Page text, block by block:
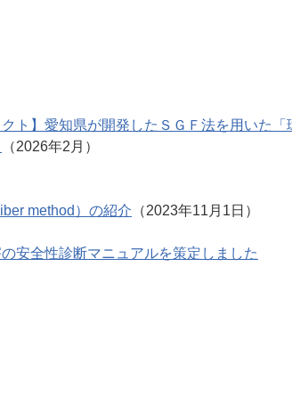
ト】愛知県が開発したＳＧＦ法を用いた「
（2026年2月）
method）の紹介 （2023年11月1日）
安全性診断マニュアルを策定しました